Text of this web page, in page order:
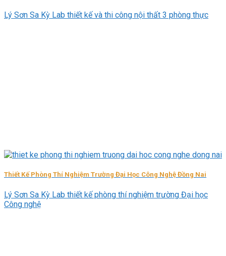
Lý Sơn Sa Kỳ Lab thiết kế và thi công nội thất 3 phòng thực
Thiết Kế Phòng Thí Nghiệm Trường Đại Học Công Nghệ Đồng Nai
Lý Sơn Sa Kỳ Lab thiết kế phòng thí nghiệm trường Đại học
Công nghệ